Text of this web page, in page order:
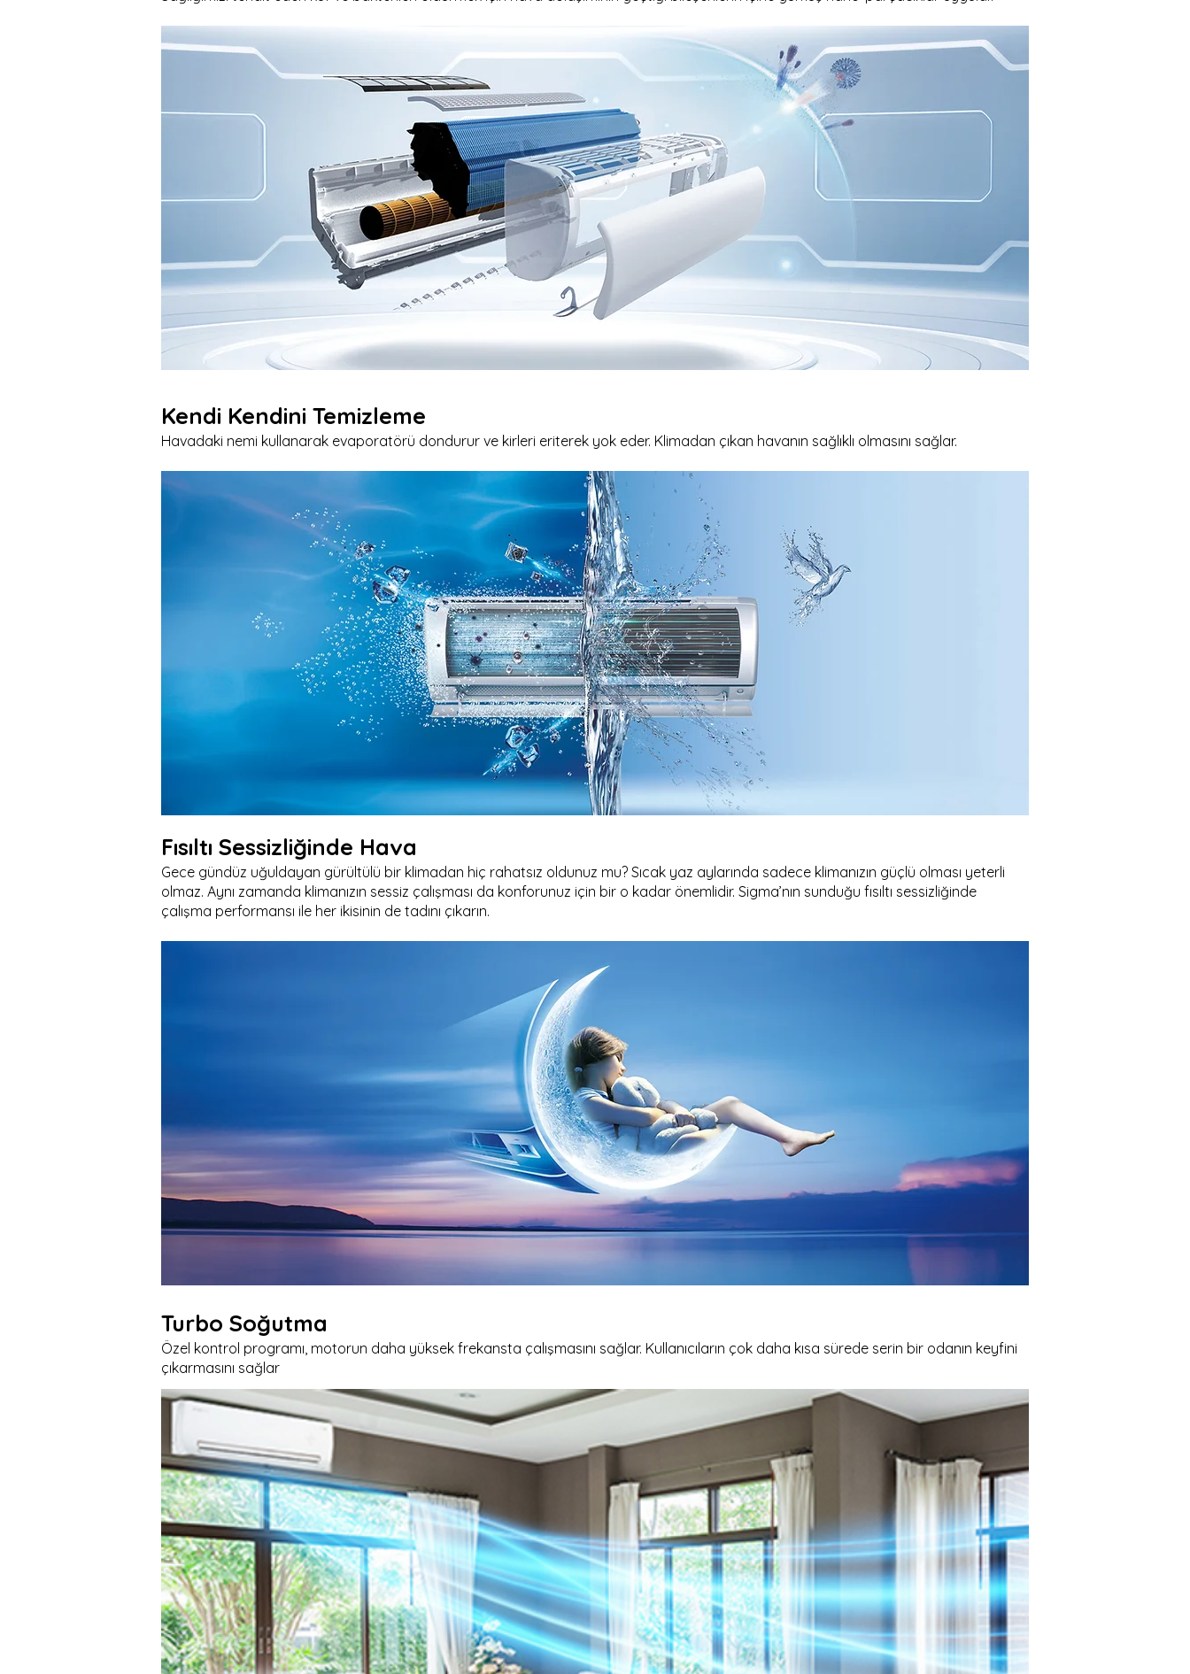
Kendi Kendini Temizleme
Havadaki nemi kullanarak evaporatörü dondurur ve kirleri eriterek yok eder. Klimadan çıkan havanın sağlıklı olmasını sağlar.
Fısıltı Sessizliğinde Hava
Gece gündüz uğuldayan gürültülü bir klimadan hiç rahatsız oldunuz mu? Sıcak yaz aylarında sadece klimanızın güçlü olması yeterli
olmaz. Aynı zamanda klimanızın sessiz çalışması da konforunuz için bir o kadar önemlidir. Sigma’nın sunduğu fısıltı sessizliğinde
çalışma performansı ile her ikisinin de tadını çıkarın.
Turbo Soğutma
Özel kontrol programı, motorun daha yüksek frekansta çalışmasını sağlar. Kullanıcıların çok daha kısa sürede serin bir odanın keyfini
çıkarmasını sağlar